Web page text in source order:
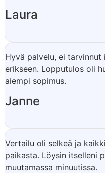
Laura
Hyvä palvelu, ei
erikseen. Lopputulos oli
aiempi sopimus.
Janne
Vertailu oli selkeä ja
paikasta. Löysin itselleni
muutamassa minuutissa.